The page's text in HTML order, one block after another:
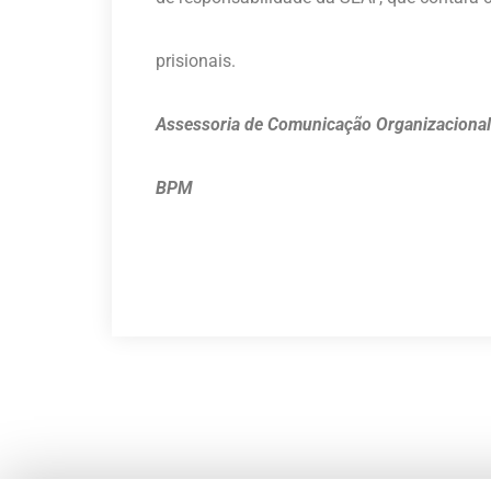
prisionais.
Assessoria de Comunicação
BPM